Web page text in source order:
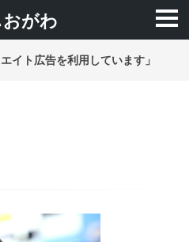
がわ
イト広告を利用しています」